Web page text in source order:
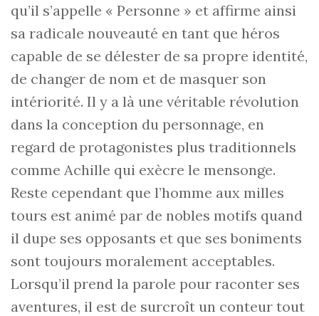
qu’il s’appelle « Personne » et affirme ainsi
sa radicale nouveauté en tant que héros
capable de se délester de sa propre identité,
de changer de nom et de masquer son
intériorité. Il y a là une véritable révolution
dans la conception du personnage, en
regard de protagonistes plus traditionnels
comme Achille qui exècre le mensonge.
Reste cependant que l’homme aux milles
tours est animé par de nobles motifs quand
il dupe ses opposants et que ses boniments
sont toujours moralement acceptables.
Lorsqu’il prend la parole pour raconter ses
aventures, il est de surcroît un conteur tout